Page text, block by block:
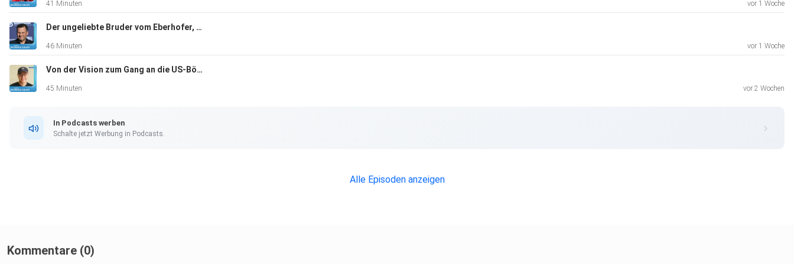
41 Minuten vor 1 Woche
Der ungeliebte Bruder vom Eberhofer, Gerhard Wittmann, Schauspieler, "Ich hatte keinen Plan B"
46 Minuten vor 1 Woche
Von der Vision zum Gang an die US-Börse, Markus Pflitsch, Tech-Unternehmer, "Kein Plan B, that’s me"
45 Minuten vor 2 Wochen
In Podcasts werben
Schalte jetzt Werbung in Podcasts.
Alle Episoden anzeigen
Kommentare (0)